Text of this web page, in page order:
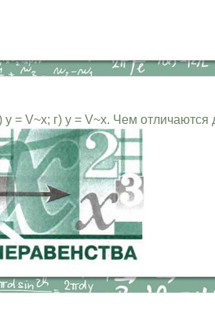
= V~x; г) у = V~x. Чем